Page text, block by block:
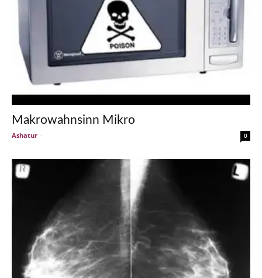
Makrowahnsinn Mikro
Ashatur - 0